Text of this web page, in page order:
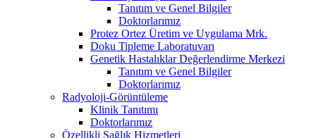
Tanıtım ve Genel Bilgiler
Doktorlarımız
Protez Ortez Üretim ve Uygulama Mrk.
Doku Tipleme Laboratuvarı
Genetik Hastalıklar Değerlendirme Merkezi
Tanıtım ve Genel Bilgiler
Doktorlarımız
Radyoloji-Görüntüleme
Klinik Tanıtımı
Doktorlarımız
Özellikli Sağlık Hizmetleri